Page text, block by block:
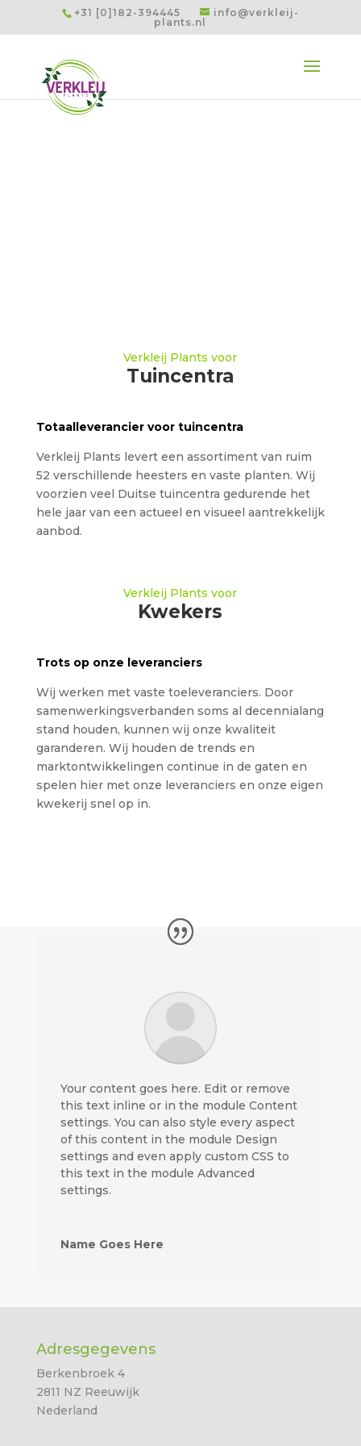
+31 [0]182-394445
info@verkleij-
plants.nl
Verkleij Plants voor
Tuincentra
Totaalleverancier voor tuincentra
Verkleij Plants levert een assortiment van ruim
52 verschillende heesters en vaste planten. Wij
voorzien veel Duitse tuincentra gedurende het
hele jaar van een actueel en visueel aantrekkelijk
aanbod.
Verkleij Plants voor
Kwekers
Trots op onze leveranciers
Wij werken met vaste toeleveranciers. Door
samenwerkingsverbanden soms al decennialang
stand houden, kunnen wij onze kwaliteit
garanderen. Wij houden de trends en
marktontwikkelingen continue in de gaten en
spelen hier met onze leveranciers en onze eigen
kwekerij snel op in.
Your content goes here. Edit or remove
this text inline or in the module Content
settings. You can also style every aspect
of this content in the module Design
settings and even apply custom CSS to
this text in the module Advanced
settings.
Name Goes Here
Adresgegevens
Berkenbroek 4
2811 NZ Reeuwijk
Nederland